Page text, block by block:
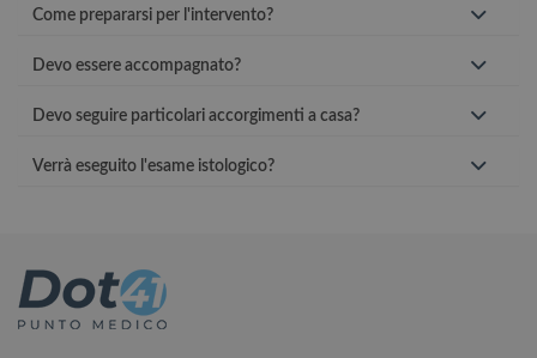
Come prepararsi per l'intervento?
Devo essere accompagnato?
Devo seguire particolari accorgimenti a casa?
Verrà eseguito l'esame istologico?